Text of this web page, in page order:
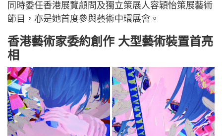
同時委任香港展覽顧問及獨立策展人容穎怡策展藝術
節目，亦是她首度參與藝術中環展會。
香港藝術家委約創作 大型藝術裝置首亮
相